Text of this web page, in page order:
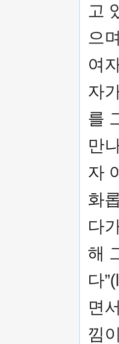
고
으
여
자
를
만
자
화
다
해
다
면
낌